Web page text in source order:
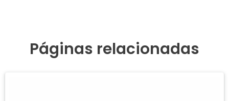
Páginas relacionadas